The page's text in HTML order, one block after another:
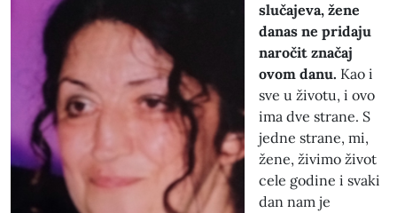
slučajeva, žene
danas ne pridaju
naročit značaj
ovom danu. Kao i
sve u životu, i ovo
ima dve strane. S
jedne strane, mi,
žene, živimo život
cele godine i svaki
dan nam je